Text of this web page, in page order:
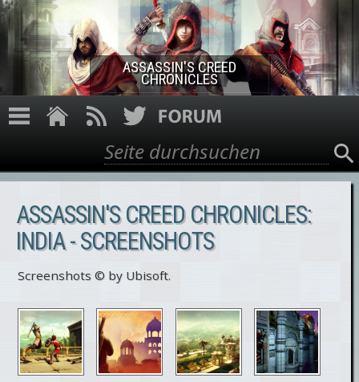
Direkt zum Inhalt
ASSASSIN'S CREED
CHRONICLES
Suchformular
Suche
ASSASSIN'S CREED CHRONICLES:
INDIA - SCREENSHOTS
Screenshots © by Ubisoft.